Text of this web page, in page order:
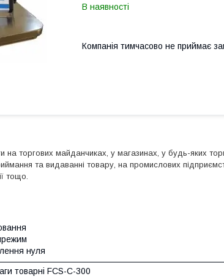
В наявності
Компанія тимчасово не приймає
на торгових майданчиках, у магазинах, у будь-яких
та видаванні товару, на промислових
тощо.
нуля
товарні FCS-С-300